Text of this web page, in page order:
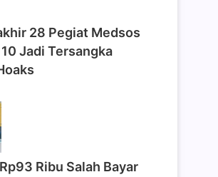
28 Pegiat Medsos
Jadi Tersangka
Ribu Salah Bayar